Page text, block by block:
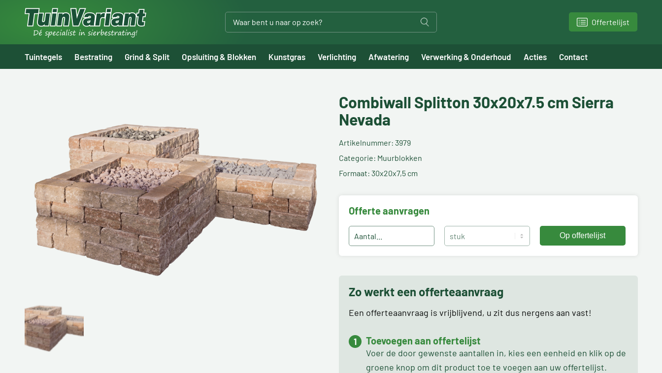
Offertelijst
Tuintegels Bestrating Grind & Split Opsluiting & Blokken Kunstgras Verlichting Afwatering Verwerking & Onderhoud Acties Contact
Combiwall Splitton 30x20x7.5 cm Sierra
Nevada
Artikelnummer: 3979
Categorie: Muurblokken
Formaat: 30x20x7,5 cm
Offerte aanvragen
Zo werkt een offerteaanvraag
Een offerteaanvraag is vrijblijvend, u zit dus nergens aan vast!
Toevoegen aan offertelijst
Voer de door gewenste aantallen in, kies een eenheid en klik op de
groene knop om dit product toe te voegen aan uw offertelijst.